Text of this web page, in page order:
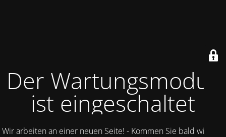
Der Wartungsmodus
ist eingeschaltet
Wir arbeiten an einer neuen Seite! - Kommen Sie bald wieder.